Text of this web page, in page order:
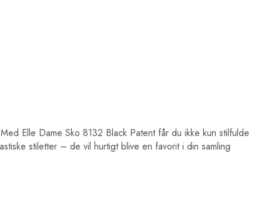
Elle Dame Sko 8132 Black Patent får du ikke kun stilfulde
stiletter – de vil hurtigt blive en favorit i din samling